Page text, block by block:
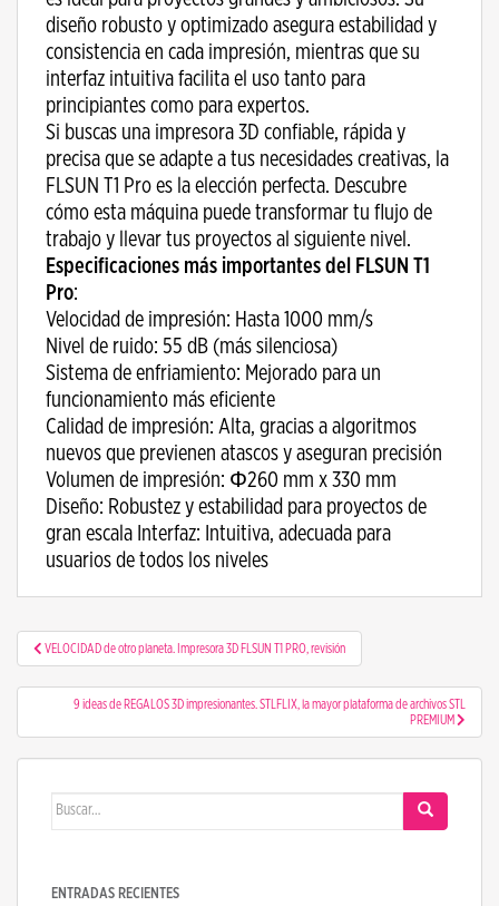
diseño robusto y optimizado asegura estabilidad y
consistencia en cada impresión, mientras que su
interfaz intuitiva facilita el uso tanto para
principiantes como para expertos.
Si buscas una impresora 3D confiable, rápida y
precisa que se adapte a tus necesidades creativas, la
FLSUN T1 Pro es la elección perfecta. Descubre
cómo esta máquina puede transformar tu flujo de
trabajo y llevar tus proyectos al siguiente nivel.
Especificaciones más importantes del FLSUN T1
Pro:
Velocidad de impresión: Hasta 1000 mm/s
Nivel de ruido: 55 dB (más silenciosa)
Sistema de enfriamiento: Mejorado para un
funcionamiento más eficiente
Calidad de impresión: Alta, gracias a algoritmos
nuevos que previenen atascos y aseguran precisión
Volumen de impresión: Φ260 mm x 330 mm
Diseño: Robustez y estabilidad para proyectos de
gran escala Interfaz: Intuitiva, adecuada para
usuarios de todos los niveles
Navegación de entradas
VELOCIDAD de otro planeta. Impresora 3D FLSUN T1 PRO, revisión
9 ideas de REGALOS 3D impresionantes. STLFLIX, la mayor plataforma de archivos STL
PREMIUM
Buscar:
ENTRADAS RECIENTES